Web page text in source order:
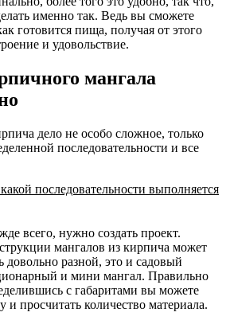
именно так. Ведь вы сможете
готовится пища, получая от этого
и удовольствие.
мангала
дело не особо сложное, только
последовательности и все
последовательности выполняется
всего, нужно создать проект.
мангалов из кирпича может
довольно разной, это и садовый
и мини мангал. Правильно
с габаритами вы можете
и просчитать количество материала.